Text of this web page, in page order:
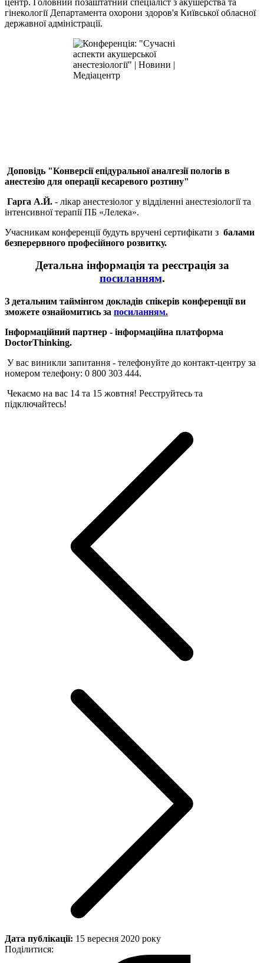
гінекології Департамента охорони здоров'я Київської обласної
державної адміністрації.
Доповідь "Конверсії епідуральної аналгезії пологів в
анестезію для операції кесаревого розтину"
Гарга А.Й. - лікар анестезіолог у відділенні анестезіології та
інтенсивної терапії ПБ «Лелека».
Учасникам конференції будуть вручені сертифікати з балами
безперервного професійного розвитку.
Детальна інформація та реєстрація за
посиланням.
З детальним таймінгом докладів спікерів конференції ви
зможете ознайомитись за посиланням.
Інформаційний партнер - інформаційна платформа
DoctorThinking.
У вас виникли запитання - телефонуйте до контакт-центру за
номером телефону: 0 800 303 444.
Чекаємо на вас 14 та 15 жовтня! Реєструйтесь та
підключайтесь!
Дата публікації: 15 вересня 2020 року
Поділитися: